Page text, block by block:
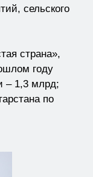
сельского
страна»,
году
– 1,3 млрд;
по